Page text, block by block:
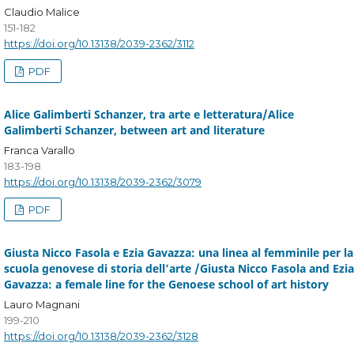
Claudio Malice
151-182
https://doi.org/10.13138/2039-2362/3112
PDF
Alice Galimberti Schanzer, tra arte e letteratura/Alice
Galimberti Schanzer, between art and literature
Franca Varallo
183-198
https://doi.org/10.13138/2039-2362/3079
PDF
Giusta Nicco Fasola e Ezia Gavazza: una linea al femminile per la
scuola genovese di storia dell’arte /Giusta Nicco Fasola and Ezia
Gavazza: a female line for the Genoese school of art history
Lauro Magnani
199-210
https://doi.org/10.13138/2039-2362/3128